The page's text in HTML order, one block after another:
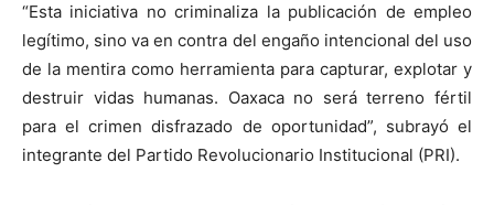
“Esta iniciativa no criminaliza la publicación de empleo
legítimo, sino va en contra del engaño intencional del uso
de la mentira como herramienta para capturar, explotar y
destruir vidas humanas. Oaxaca no será terreno fértil
para el crimen disfrazado de oportunidad”, subrayó el
integrante del Partido Revolucionario Institucional (PRI).